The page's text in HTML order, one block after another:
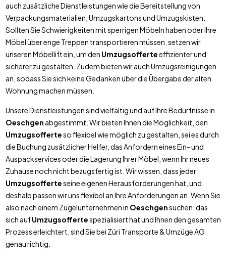
auch zusätzliche Dienstleistungen wie die Bereitstellung von
Verpackungsmaterialien, Umzugskartons und Umzugskisten.
Sollten Sie Schwierigkeiten mit sperrigen Möbeln haben oder Ihre
Möbel über enge Treppen transportieren müssen, setzen wir
unseren Möbellift ein, um den Umzugsofferteeffizienter und
sicherer zu gestalten. Zudem bieten wir auch Umzugsreinigungen
an, sodass Sie sich keine Gedanken über die Übergabe der alten
Wohnung machen müssen.
Unsere Dienstleistungen sind vielfältig und auf Ihre Bedürfnisse in
Oeschgen abgestimmt. Wir bieten Ihnen die Möglichkeit, den
Umzugsofferteso flexibel wie möglich zu gestalten, sei es durch
die Buchung zusätzlicher Helfer, das Anfordern eines Ein- und
Auspackservices oder die Lagerung Ihrer Möbel, wenn Ihr neues
Zuhause noch nicht bezugsfertig ist. Wir wissen, dass jeder
Umzugsofferteseine eigenen Herausforderungen hat, und
deshalb passen wir uns flexibel an Ihre Anforderungen an. Wenn Sie
also nach einem Zügelunternehmen in Oeschgensuchen, das
sich aufUmzugsoffertespezialisiert hat und Ihnen den gesamten
Prozess erleichtert, sind Sie bei Züri Transporte & Umzüge AG
genau richtig.